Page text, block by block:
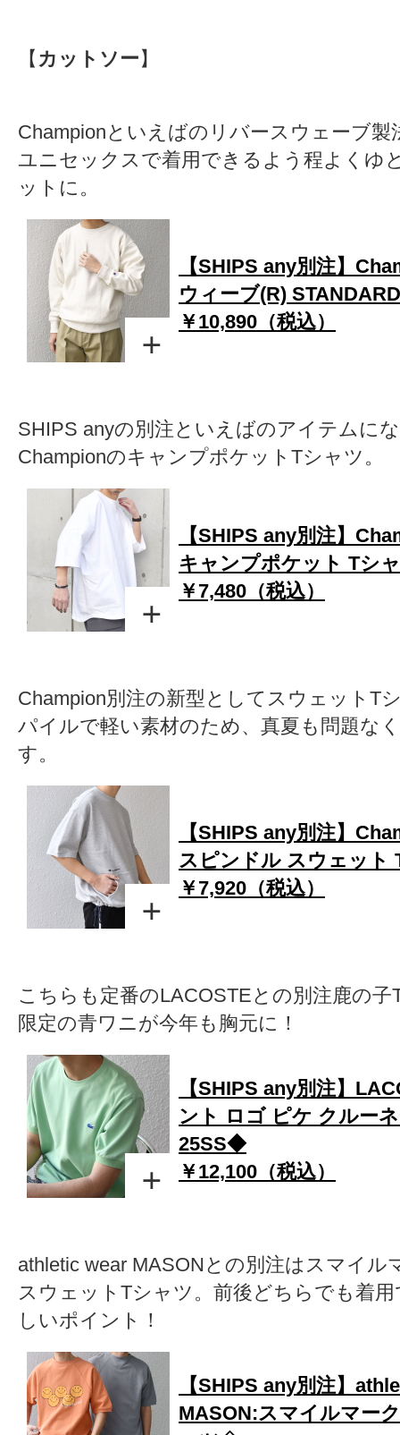
【 カットソー】
Championといえばのリバースウェーブ
ユニセックスで着用できるよう程よくゆ
ットに。
【SHIPS any別注】
ウィーブ(R)
￥10,890（税込）
SHIPS anyの別注といえばのアイテムに
ChampionのキャンプポケットTシャツ。
【SHIPS any別注】
キャンプポケット Tシ
￥7,480（税込）
Champion別注の新型としてスウェットT
パイルで軽い素材のため、真夏も問題な
す。
【SHIPS any別注】
スピンドル スウェッ
￥7,920（税込）
こちらも定番のLACOSTEとの別注鹿の子
限定の青ワニが今年も胸元に！
【SHIPS any別注】
ント ロゴ ピケ クルー
25SS◆
￥12,100（税込）
athletic wear MASONとの別注はスマイル
スウェットTシャツ。前後どちらでも着
しいポイント！
【SHIPS any別注】
MASON:スマイルマー